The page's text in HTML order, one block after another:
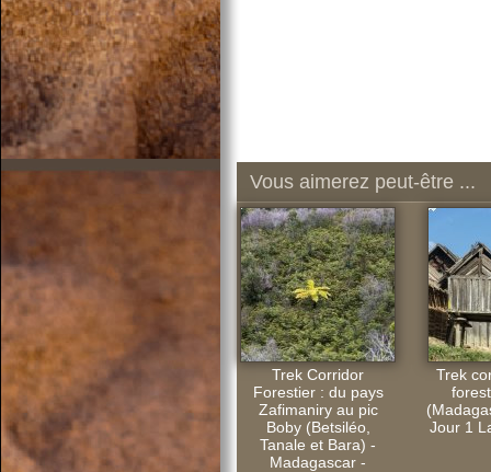
Vous aimerez peut-être ...
Trek Corridor
Forestier : du pays
Zafimaniry au pic
Boby (Betsiléo,
Tanale et Bara) -
Madagascar -
Trek
Jour 1